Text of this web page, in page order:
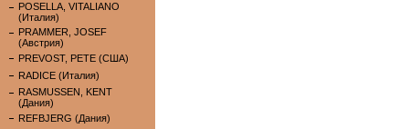
POSELLA, VITALIANO
(Италия)
PRAMMER, JOSEF
(Австрия)
PREVOST, PETE (США)
RADICE (Италия)
RASMUSSEN, KENT
(Дания)
REFBJERG (Дания)